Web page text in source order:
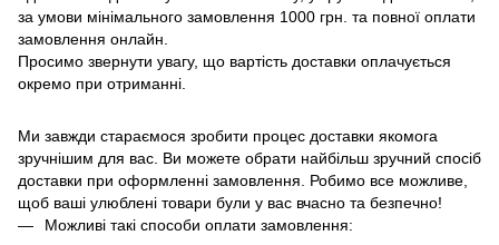
за умови мінімального замовлення 1000 грн. та повної оплати
замовлення онлайн.
Просимо звернути увагу, що вартість доставки оплачується
окремо при отриманні.
Ми завжди стараємося зробити процес доставки якомога
зручнішим для вас. Ви можете обрати найбільш зручний спосіб
доставки при оформленні замовлення. Робимо все можливе,
щоб ваші улюблені товари були у вас вчасно та безпечно!
Можливі такі способи оплати замовлення: